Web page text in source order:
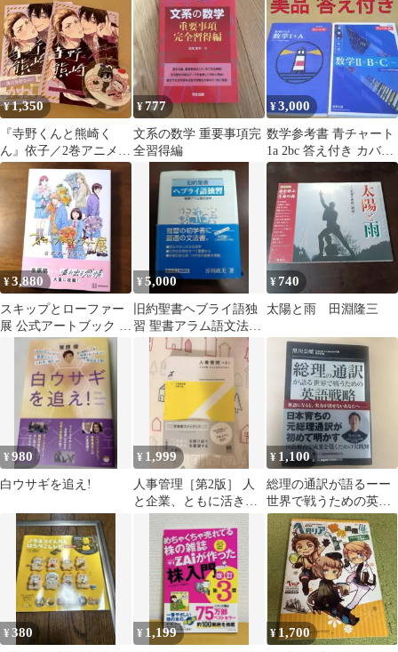
¥1,350
『寺野くんと熊崎く
ん』依子／2巻アニメイ
ト特典小冊子／グラッ
テアクリルコースター
¥777
文系の数学 重要事項完
全習得編
¥3,000
数学参考書 青チャート
1a 2bc 答え付き カバー
付き 美品
¥3,880
スキップとローファー
展 公式アートブック 高
松美咲 【初版・帯付】
¥5,000
旧約聖書ヘブライ語独
習 聖書アラム語文法付
谷川政美
¥740
太陽と雨 田淵隆三
¥980
白ウサギを追え!
¥ 1,999
人事管理［第2版］ 人
と企業、ともに活きる
¥ 1,100
総理の通訳が語るーー
世界で戦うための英語
戦略
¥380 ¥ 1,199 ¥1,700